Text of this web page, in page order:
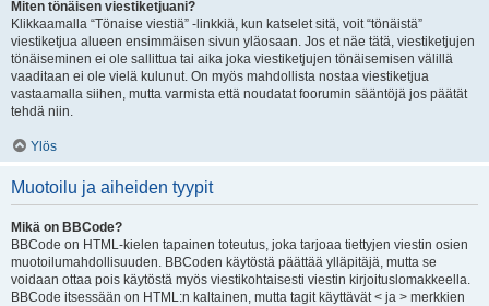
Miten tönäisen viestiketjuani?
Klikkaamalla “Tönaise viestiä” -linkkiä, kun katselet sitä, voit “tönäistä”
viestiketjua alueen ensimmäisen sivun yläosaan. Jos et näe tätä, viestiketjujen
tönäiseminen ei ole sallittua tai aika joka viestiketjujen tönäisemisen välillä
vaaditaan ei ole vielä kulunut. On myös mahdollista nostaa viestiketjua
vastaamalla siihen, mutta varmista että noudatat foorumin sääntöjä jos päätät
tehdä niin.
Ylös
Muotoilu ja aiheiden tyypit
Mikä on BBCode?
BBCode on HTML-kielen tapainen toteutus, joka tarjoaa tiettyjen viestin osien
muotoilumahdollisuuden. BBCoden käytöstä päättää ylläpitäjä, mutta se
voidaan ottaa pois käytöstä myös viestikohtaisesti viestin kirjoituslomakkeella.
BBCode itsessään on HTML:n kaltainen, mutta tagit käyttävät < ja > merkkien